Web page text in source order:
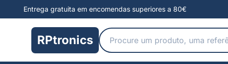
Entrega gratuita em encomendas superiores a 80€
RPtronics